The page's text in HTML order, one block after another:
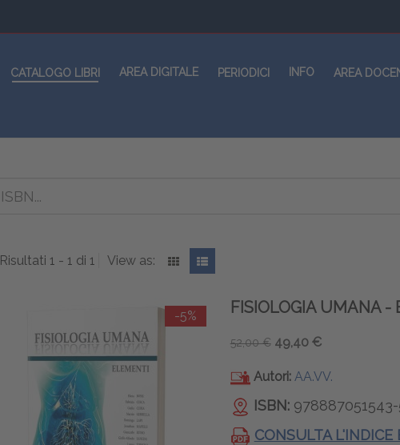
CATALOGO LIBRI AREA DIGITALE PERIODICI INFO AREA
Risultati 1 - 1 di 1 View as:
-5% FISIOLOGIA UMANA -
52,00 € 49,40 €
Autori: AA.VV.
ISBN:
CONSULTA L'INDICE